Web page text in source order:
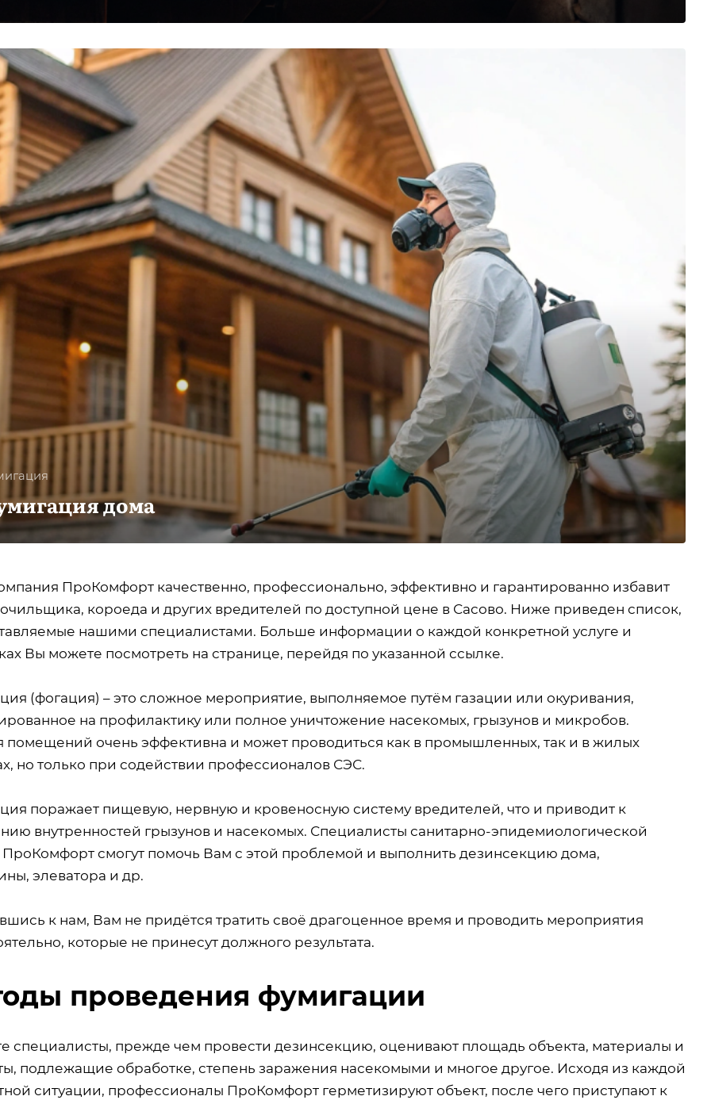
дома
ПроКомфорт качественно, профессионально, эффективно и гарантированно избавит
короеда и других вредителей по доступной цене в Сасово. Ниже приведен список,
нашими специалистами. Больше информации о каждой конкретной услуге и
Вы можете посмотреть на странице, перейдя по указанной ссылке.
(фогация) – это сложное мероприятие, выполняемое путём газации или окуривания,
на профилактику или полное уничтожение насекомых, грызунов и микробов.
помещений очень эффективна и может проводиться как в промышленных, так и в жилых
но только при содействии профессионалов СЭС.
поражает пищевую, нервную и кровеносную систему вредителей, что и приводит к
внутренностей грызунов и насекомых. Специалисты санитарно-эпидемиологической
смогут помочь Вам с этой проблемой и выполнить дезинсекцию дома,
элеватора и др.
к нам, Вам не придётся тратить своё драгоценное время и проводить мероприятия
которые не принесут должного результата.
проведения фумигации
специалисты, прежде чем провести дезинсекцию, оценивают площадь объекта, материалы и
подлежащие обработке, степень заражения насекомыми и многое другое. Исходя из каждой
ситуации, профессионалы ПроКомфорт герметизируют объект, после чего приступают к